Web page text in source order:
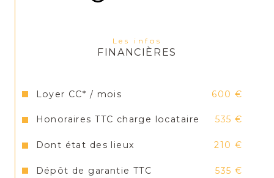
Les infos
FINANCIÈRES
Loyer CC* / mois 600 €
Honoraires TTC charge locataire 535 €
Dont état des lieux 210 €
Dépôt de garantie TTC 535 €